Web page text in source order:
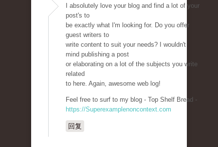
I absolutely love your blog and find a lot of your
post's to
be exactly what I'm looking for. Do you offer
guest writers to
write content to suit your needs? I wouldn't
mind publishing a post
or elaborating on a lot of the subjects you write
related
to here. Again, awesome web log!
Feel free to surf to my blog - Top Shelf Bread -
https://Superexamplenoncontext.com
回复